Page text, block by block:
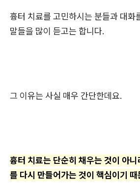
흉터 치료를 고민하시는 분들과 대화
말들을 많이 듣고는 합니다.
그 이유는 사실 매우 간단한데요.
흉터 치료는 단순히 채우는 것이 아
를 다시 만들어가는 것이 핵심이기